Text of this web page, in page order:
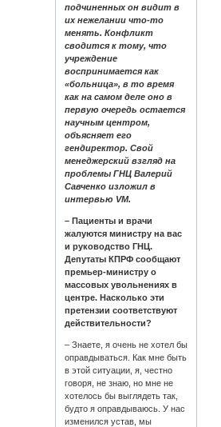
подчиненных он видит в
их нежелании что-то
менять. Конфликт
сводится к тому, что
учреждение
воспринимается как
«больница», в то время
как на самом деле оно в
первую очередь остается
научным центром,
объясняет его
гендиректор. Свой
менеджерский взгляд на
проблемы ГНЦ Валерий
Савченко изложил в
интервью VM.
– Пациенты и врачи
жалуются министру на вас
и руководство ГНЦ.
Депутаты КПРФ сообщают
премьер-министру о
массовых увольнениях в
центре. Насколько эти
претензии соответствуют
действительности?
– Знаете, я очень не хотел бы
оправдываться. Как мне быть
в этой ситуации, я, честно
говоря, не знаю, но мне не
хотелось бы выглядеть так,
будто я оправдываюсь. У нас
изменился устав, мы